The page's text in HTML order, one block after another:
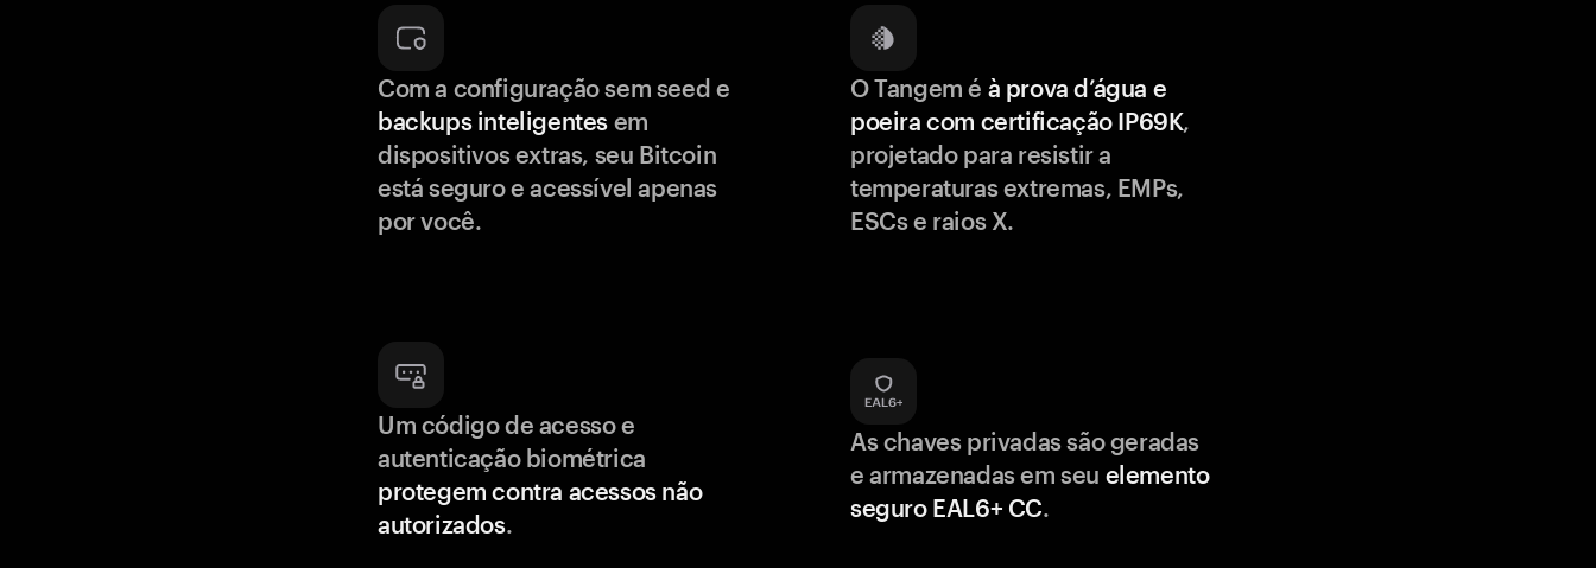
Com a configuração sem seed e
backups inteligentes em
dispositivos extras, seu Bitcoin
está seguro e acessível apenas
por você.
O Tangem é à prova d’água e
poeira com certificação IP69K,
projetado para resistir a
temperaturas extremas, EMPs,
ESCs e raios X.
Um código de acesso e
autenticação biométrica
protegem contra acessos não
autorizados.
As chaves privadas são geradas
e armazenadas em seu elemento
seguro EAL6+ CC.